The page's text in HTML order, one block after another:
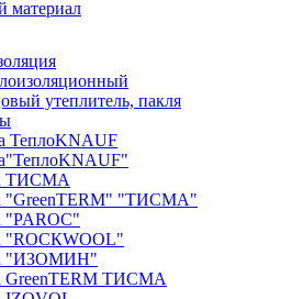
материал
утеплитель, пакля
ТеплоKNAUF
ТИСМА
"GreenTERM" "ТИСМА"
"PAROC"
"ROCКWOOL"
"ИЗОМИН"
GreenTERM ТИСМА